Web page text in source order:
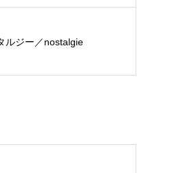
ルジー／nostalgie